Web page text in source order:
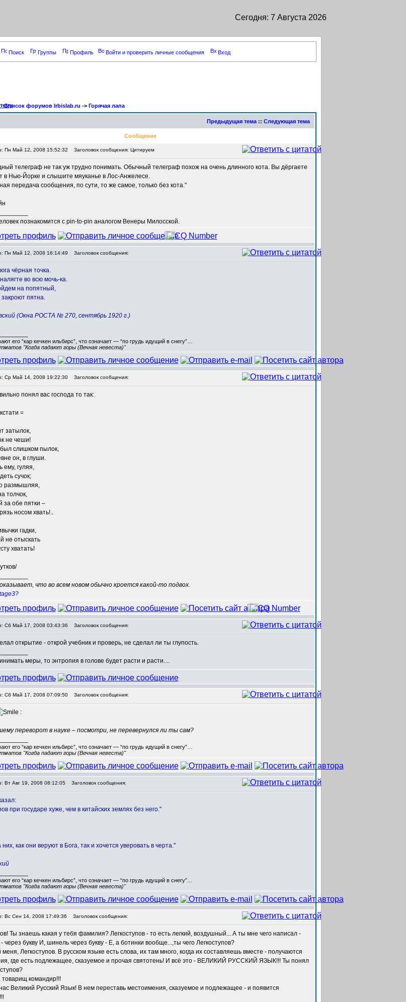
Сегодня: 7 Августа 2026
Поиск Группы Профиль Войти и проверить личные сообщения Вход
Список форумов Irbislab.ru -> Горячая лапа
Предыдущая тема:: Следующая тема
Сообщение
Пн Май 12, 2008 15:52:32 Заголовок сообщения: Цитируем
телеграф не так уж трудно понимать. Обычный телеграф похож на очень длинного кота. Вы дёргаете
в Нью-Йорке и слышите мяуканье в Лос-Анжелесе.
передача сообщения, по сути, то же самое, только без кота."
познакомится с pin-to-pin аналогом Венеры Милосской.
Пн Май 12, 2008 16:14:49 Заголовок сообщения:
чёрная точка.
во всю мочь-ка.
на попятный,
пятна.
(Окна РОСТА № 270, сентябрь 1920 г.)
его “кар кечкен ильбирс”, что означает — “по грудь идущий в снегу”…
"Когда падают горы (Вечная невеста)"
Ср Май 14, 2008 19:22:30 Заголовок сообщения:
понял вас господа то так:
=
затылок,
не чеши!
слишком пылок,
он, в глуши.
ему, гуляя,
сучок;
размышляя,
толчок,
за обе пятки –
носом хвать!..
гадки,
не отыскать
хватать!
что во всем новом обычно кроется какой-то подвох.
Сб Май 17, 2008 03:43:36 Заголовок сообщения:
открытие - открой учебник и проверь, не сделал ли ты глупость.
меры, то энтропия в голове будет расти и расти....
Сб Май 17, 2008 07:09:50 Заголовок сообщения:
:
переворот в науке – посмотри, не перевернулся ли ты сам?
его “кар кечкен ильбирс”, что означает — “по грудь идущий в снегу”…
"Когда падают горы (Вечная невеста)"
Вт Авг 19, 2008 08:12:05 Заголовок сообщения:
при государе хуже, чем в китайских землях без него."
как они веруют в Бога, так и хочется уверовать в черта."
его “кар кечкен ильбирс”, что означает — “по грудь идущий в снегу”…
"Когда падают горы (Вечная невеста)"
Вс Сен 14, 2008 17:49:36 Заголовок сообщения:
Ты знаешь какая у тебя фамилия? Легкоступов - то есть легкий, воздушный... А ты мне чего написал -
через букву И, шинель через букву - Е, а ботинки вообще...,ты чего Легкоступов?
Легкоступов. В русском языке есть слова, их там много, когда их составляешь вместе - получаются
где есть подлежащее, сказуемое и прочая святотень! И всё это - ВЕЛИКИЙ РУССКИЙ ЯЗЫК!!! Ты понял
товарищ командир!!!
нас Великий Русский Язык! В нем переставь местоимения, сказуемое и подлежащее - и появится